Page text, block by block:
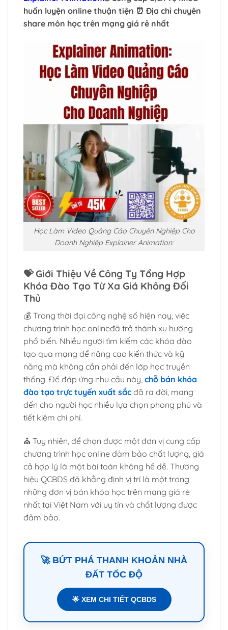
huấn luyện online thuận tiện ⏰ Địa chỉ chuyên
share môn học trên mạng giá rẻ nhất
Học Làm Video Quảng Cáo Chuyên Nghiệp Cho
Doanh Nghiệp Explainer Animation:
💝Giới Thiệu Về Công Ty Tổng Hợp
Khóa Đào Tạo Từ Xa Giá Không Đối
Thủ
💰 Trong thời đại công nghệ số hiện nay, việc
chương trình học onlineđã trở thành xu hướng
phổ biến. Nhiều người tìm kiếm các khóa đào
tạo qua mạng để nâng cao kiến thức và kỹ
năng mà không cần phải đến lớp học truyền
thống. Để đáp ứng nhu cầu này, chỗ bán khóa
đào tạo trực tuyến xuất sắc đã ra đời, mang
đến cho người học nhiều lựa chọn phong phú và
tiết kiệm chi phí.
⛪ Tuy nhiên, để chọn được một đơn vị cung cấp
chương trình học online đảm bảo chất lượng, giá
cả hợp lý là một bài toán không hề dễ. Thương
hiệu QCBDS đã khẳng định vị trí là một trong
những đơn vị bán khóa học trên mạng giá rẻ
nhất tại Việt Nam với uy tín và chất lượng được
đảm bảo.
🚀 BỨT PHÁ THANH KHOẢN NHÀ
ĐẤT TỐC ĐỘ
🌟 XEM CHI TIẾT QCBDS